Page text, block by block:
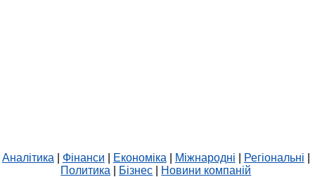
Аналітика Фінанси Економіка Міжнародні Регіональні
Политика
Бізнес Новини компаній